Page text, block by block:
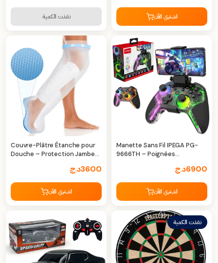
اشتري الآن نفذت الكمية
Manette Sans Fil IPEGA PG-
9666TH – Poignées
6900د.ج
اشتري الآن
Couvre-Plâtre Étanche pour
Douche – Protection Jambe
3600د.ج
اشتري الآن
نفذت الكمية